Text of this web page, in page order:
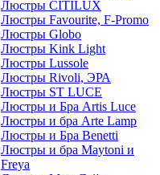
Люстры CITILUX
Люстры Favourite, F-Promo
Люстры Globo
Люстры Kink Light
Люстры Lussole
Люстры Rivoli, ЭРА
Люстры ST LUCE
Люстры и Бра Artis Luce
Люстры и бра Arte Lamp
Люстры и Бра Benetti
Люстры и бра Maytoni и
Freya